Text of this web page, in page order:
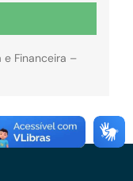
Financeira –